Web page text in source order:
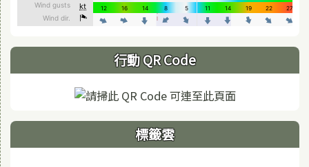
行動 QR Code
標籤雲